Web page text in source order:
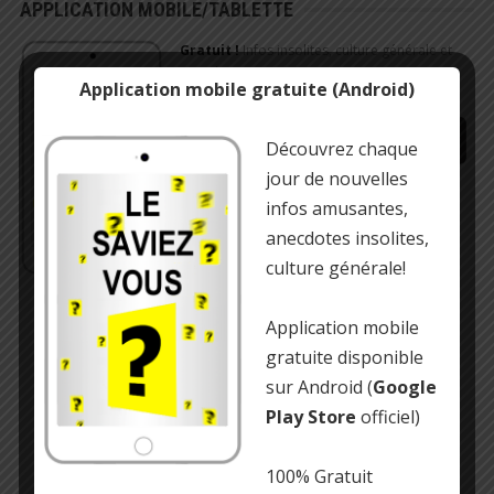
APPLICATION MOBILE/TABLETTE
Gratuit !Infos insolites, culture générale et
anecdotes amusantes
https://play.google.com/store/…
Application mobile gratuite (Android)
Découvrez chaque
jour de nouvelles
infos amusantes,
anecdotes insolites,
culture générale!
Application mobile
gratuite disponible
sur Android (Google
Play Store officiel)
100% Gratuit